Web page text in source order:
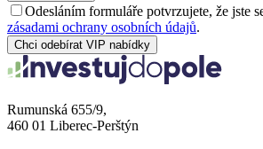
Odesláním formuláře potvrzujete, že jste
zásadami ochrany osobních údajů.
Chci odebírat VIP nabídky
Rumunská 655/9,
460 01 Liberec-Perštýn